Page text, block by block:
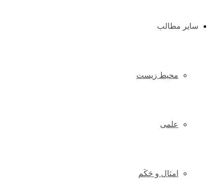
سایر مطالب
محیط زیست
علمی
امثال و حَکَم